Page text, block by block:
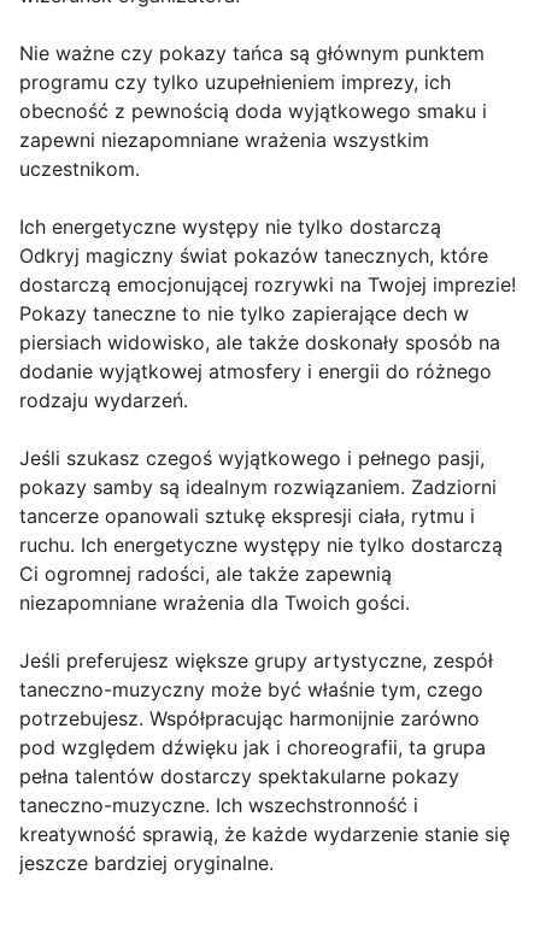
Nie ważne czy pokazy tańca są głównym punktem
programu czy tylko uzupełnieniem imprezy, ich
obecność z pewnością doda wyjątkowego smaku i
zapewni niezapomniane wrażenia wszystkim
uczestnikom.
Ich energetyczne występy nie tylko dostarczą
Odkryj magiczny świat pokazów tanecznych, które
dostarczą emocjonującej rozrywki na Twojej imprezie!
Pokazy taneczne to nie tylko zapierające dech w
piersiach widowisko, ale także doskonały sposób na
dodanie wyjątkowej atmosfery i energii do różnego
rodzaju wydarzeń.
Jeśli szukasz czegoś wyjątkowego i pełnego pasji,
pokazy samby są idealnym rozwiązaniem. Zadziorni
tancerze opanowali sztukę ekspresji ciała, rytmu i
ruchu. Ich energetyczne występy nie tylko dostarczą
Ci ogromnej radości, ale także zapewnią
niezapomniane wrażenia dla Twoich gości.
Jeśli preferujesz większe grupy artystyczne, zespół
taneczno-muzyczny może być właśnie tym, czego
potrzebujesz. Współpracując harmonijnie zarówno
pod względem dźwięku jak i choreografii, ta grupa
pełna talentów dostarczy spektakularne pokazy
taneczno-muzyczne. Ich wszechstronność i
kreatywność sprawią, że każde wydarzenie stanie się
jeszcze bardziej oryginalne.